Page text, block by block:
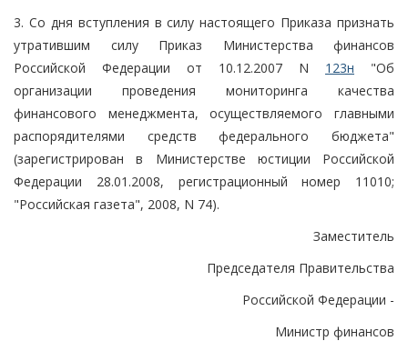
3. Со дня вступления в силу настоящего Приказа признать
утратившим силу Приказ Министерства финансов
Российской Федерации от 10.12.2007 N 123н "Об
организации проведения мониторинга качества
финансового менеджмента, осуществляемого главными
распорядителями средств федерального бюджета"
(зарегистрирован в Министерстве юстиции Российской
Федерации 28.01.2008, регистрационный номер 11010;
"Российская газета", 2008, N 74).
Заместитель
Председателя Правительства
Российской Федерации -
Министр финансов